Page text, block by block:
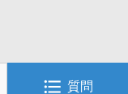
format_list_bulleted 質問